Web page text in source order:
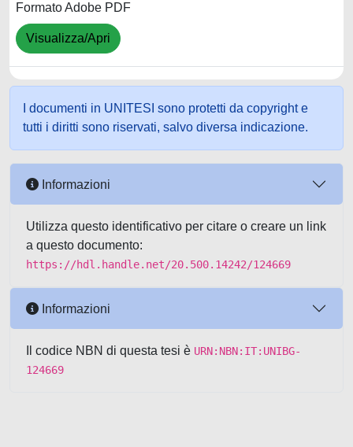
Formato Adobe PDF
Visualizza/Apri
I documenti in UNITESI sono protetti da copyright e
tutti i diritti sono riservati, salvo diversa indicazione.
Informazioni
Utilizza questo identificativo per citare o creare un link
a questo documento:
https://hdl.handle.net/20.500.14242/124669
Informazioni
Il codice NBN di questa tesi è URN:NBN:IT:UNIBG-
124669